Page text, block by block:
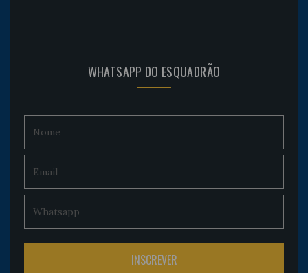
WHATSAPP DO ESQUADRÃO